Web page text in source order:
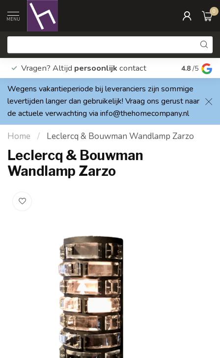
MENU
0
Vragen? Altijd persoonlijk contact Elke dag
4.8 /5
Wegens vakantieperiode bij leveranciers zijn sommige
levertijden langer dan gebruikelijk! Vraag ons gerust naar
de actuele verwachting via info@thehomecompany.nl
Home / Leclercq & Bouwman Wandlamp Zarzo
Leclercq & Bouwman
Wandlamp Zarzo